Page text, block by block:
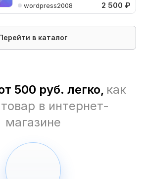
wordpress2008 2 500 ₽
в каталог
500 руб. легко, как
в интернет-
магазине